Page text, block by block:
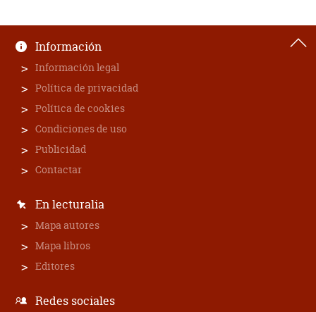
Información
Información legal
Política de privacidad
Política de cookies
Condiciones de uso
Publicidad
Contactar
En lecturalia
Mapa autores
Mapa libros
Editores
Redes sociales